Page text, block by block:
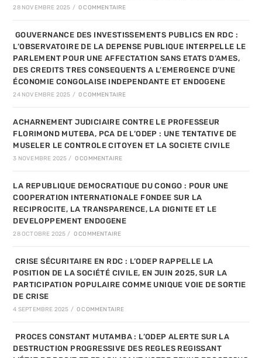
28 NOVEMBRE 2025 / 0 COMMENTAIRE
GOUVERNANCE DES INVESTISSEMENTS PUBLICS EN RDC :
L’OBSERVATOIRE DE LA DEPENSE PUBLIQUE INTERPELLE LE
PARLEMENT POUR UNE AFFECTATION SANS ETATS D’AMES,
DES CREDITS TRES CONSEQUENTS A L’EMERGENCE D’UNE
ÉCONOMIE CONGOLAISE INDEPENDANTE ET ENDOGENE
24 NOVEMBRE 2025 / 0 COMMENTAIRE
ACHARNEMENT JUDICIAIRE CONTRE LE PROFESSEUR
FLORIMOND MUTEBA, PCA DE L’ODEP : UNE TENTATIVE DE
MUSELER LE CONTROLE CITOYEN ET LA SOCIETE CIVILE
3 NOVEMBRE 2025 / 0 COMMENTAIRE
LA REPUBLIQUE DEMOCRATIQUE DU CONGO : POUR UNE
COOPERATION INTERNATIONALE FONDEE SUR LA
RECIPROCITE, LA TRANSPARENCE, LA DIGNITE ET LE
DEVELOPPEMENT ENDOGENE
28 OCTOBRE 2025 / 0 COMMENTAIRE
CRISE SÉCURITAIRE EN RDC : L’ODEP RAPPELLE LA
POSITION DE LA SOCIÉTÉ CIVILE, EN JUIN 2025, SUR LA
PARTICIPATION POPULAIRE COMME UNIQUE VOIE DE SORTIE
DE CRISE
4 SEPTEMBRE 2025 / 0 COMMENTAIRE
PROCES CONSTANT MUTAMBA : L’ODEP ALERTE SUR LA
DESTRUCTION PROGRESSIVE DES REGLES REGISSANT